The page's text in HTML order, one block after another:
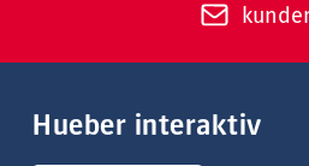
Hueber interaktiv